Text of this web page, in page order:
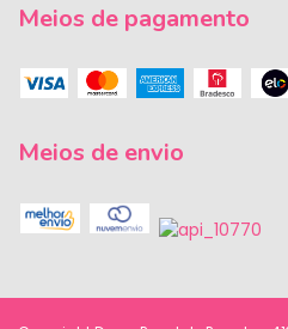
Meios de pagamento
Meios de envio